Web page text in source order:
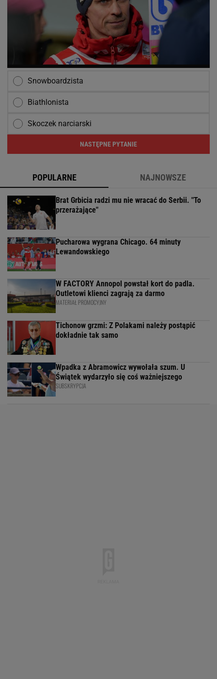
Snowboardzista
Biathlonista
Skoczek narciarski
NASTĘPNE PYTANIE
POPULARNE NAJNOWSZE
Brat Grbicia radzi mu nie wracać do Serbii. "To
przerażające"
Pucharowa wygrana Chicago. 64 minuty
Lewandowskiego
W FACTORY Annopol powstał kort do padla.
Outletowi klienci zagrają za darmo
MATERIAŁ PROMOCYJNY
Tichonow grzmi: Z Polakami należy postąpić
dokładnie tak samo
Wpadka z Abramowicz wywołała szum. U
Świątek wydarzyło się coś ważniejszego
SUBSKRYPCJA